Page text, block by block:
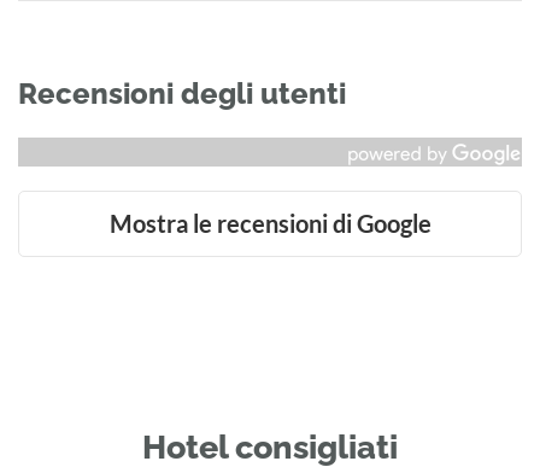
Recensioni degli utenti
Mostra le recensioni di Google
Hotel consigliati